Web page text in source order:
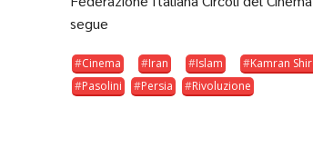
segue
Cinema Iran Islam
Kamran
Pasolini
Persia Rivoluzione